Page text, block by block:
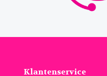
Klantenservice